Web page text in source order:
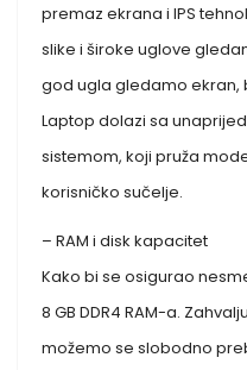
premaz ekrana i IPS
slike i široke uglove
god ugla gledamo ekran,
Laptop dolazi sa
sistemom, koji pruža
korisničko sučelje.
– RAM i disk kapacitet
Kako bi se osigurao
8 GB DDR4 RAM-a.
možemo se slobodno